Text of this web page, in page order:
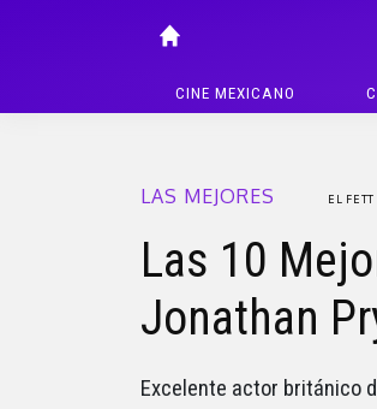
CINE MEXICANO
LAS MEJORES EL FETT
Las 10
Jonathan
Excelente actor británico